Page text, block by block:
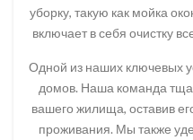
уборку, такую как мойка
включает в себя очистку
Одной из наших ключевых
домов. Наша команда
вашего жилища, оставив
проживания. Мы также